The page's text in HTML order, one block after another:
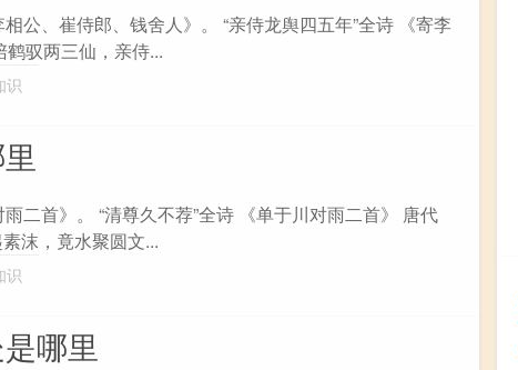
公、崔侍郎、钱舍人》。 “亲侍龙舆四五年”全诗 《寄李
驭两三仙，亲侍...
识
二首》。 “清尊久不荐”全诗 《单于川对雨二首》 唐代
沫，竟水聚圆文...
识
哪里